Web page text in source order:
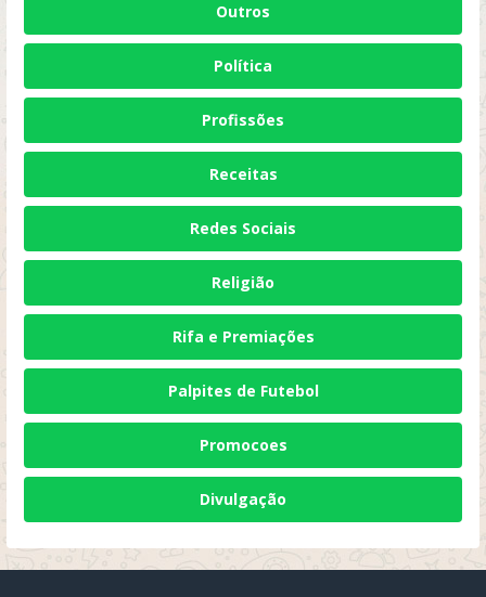
Outros
Política
Profissões
Receitas
Redes Sociais
Religião
Rifa e Premiações
Palpites de Futebol
Promocoes
Divulgação